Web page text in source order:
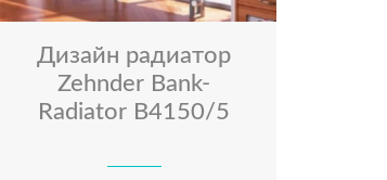
Дизайн радиатор
Zehnder Bank-
Radiator B4150/5